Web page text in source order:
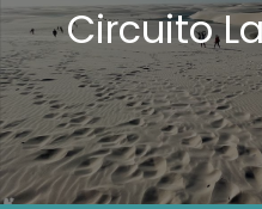
Circuito